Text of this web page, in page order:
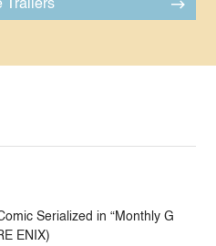
Trailers
Serialized in “Monthly G
ENIX)